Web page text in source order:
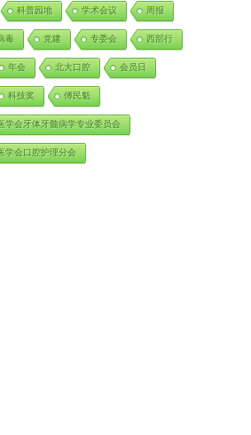
科普园地 学术会议 周报
毒 党建 专委会 西部行
年会 北大口腔 会员日
科技奖 傅民魁
学会牙体牙髓病学专业委员会
学会口腔护理分会